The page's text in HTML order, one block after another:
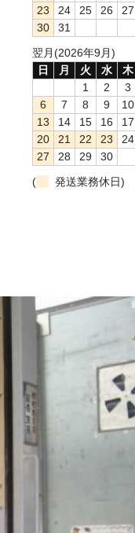
23
24 25 26 27
30
31
翌月(2026年9月)
日
月 火 水 木
1
2 3
6
7 8 9 10
13
14 15 16 17
20
21 22 23 24
27
28 29
30
(
発送業務休日)